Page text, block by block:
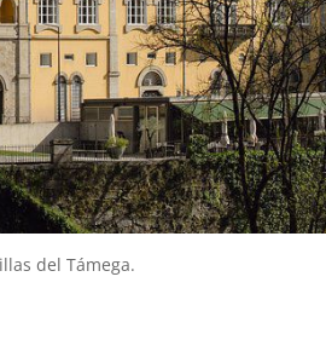
del Támega.